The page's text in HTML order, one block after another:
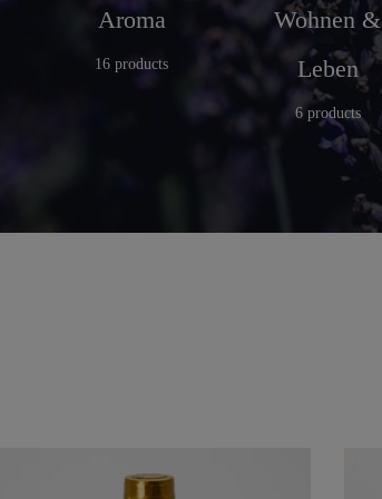
Aroma
16 products
Wohnen &
Leben
6 products